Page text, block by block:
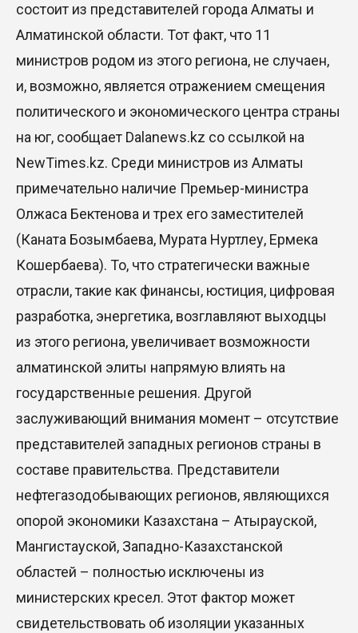
состоит из представителей города Алматы и
Алматинской области. Тот факт, что 11
министров родом из этого региона, не случаен,
и, возможно, является отражением смещения
политического и экономического центра страны
на юг, сообщает Dalanews.kz со ссылкой на
NewTimes.kz. Среди министров из Алматы
примечательно наличие Премьер-министра
Олжаса Бектенова и трех его заместителей
(Каната Бозымбаева, Мурата Нуртлеу, Ермека
Кошербаева). То, что стратегически важные
отрасли, такие как финансы, юстиция, цифровая
разработка, энергетика, возглавляют выходцы
из этого региона, увеличивает возможности
алматинской элиты напрямую влиять на
государственные решения. Другой
заслуживающий внимания момент – отсутствие
представителей западных регионов страны в
составе правительства. Представители
нефтегазодобывающих регионов, являющихся
опорой экономики Казахстана – Атырауской,
Мангистауской, Западно-Казахстанской
областей – полностью исключены из
министерских кресел. Этот фактор может
свидетельствовать об изоляции указанных